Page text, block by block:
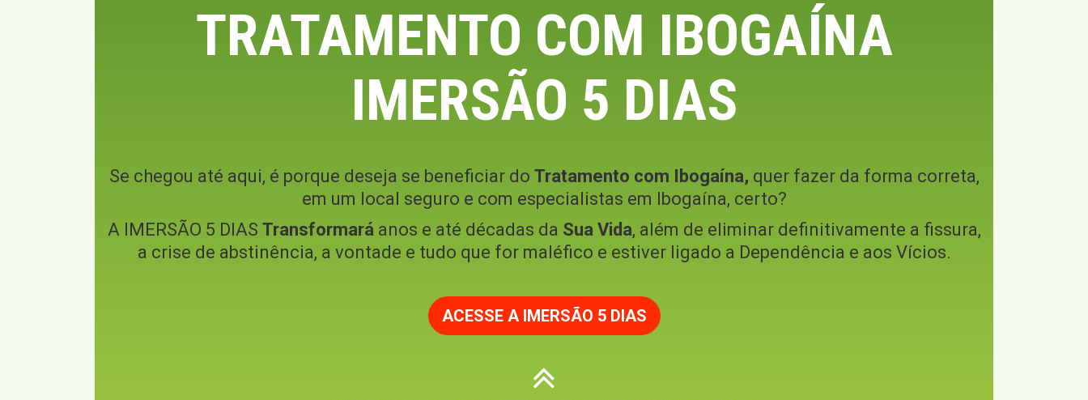
TRATAMENTO COM IBOGAÍNA
IMERSÃO 5 DIAS
Se chegou até aqui, é porque deseja se beneficiar do Tratamento com Ibogaína, quer fazer da forma correta,
em um local seguro e com especialistas em Ibogaína, certo?
A IMERSÃO 5 DIAS Transformará anos e até décadas da Sua Vida, além de eliminar definitivamente a fissura,
a crise de abstinência, a vontade e tudo que for maléfico e estiver ligado a Dependência e aos Vícios.
ACESSE A IMERSÃO 5 DIAS